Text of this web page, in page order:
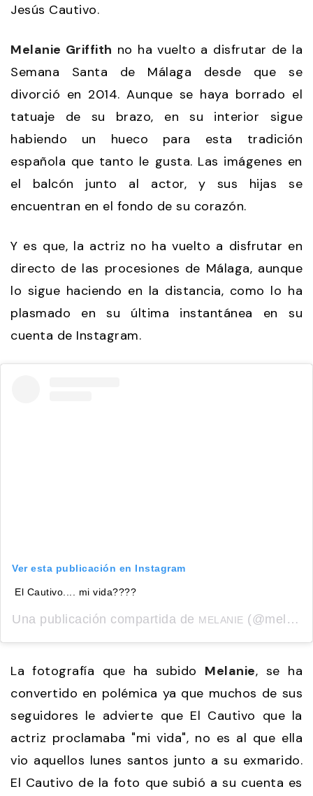
Jesús Cautivo.
Melanie Griffith no ha vuelto a disfrutar de la
Semana Santa de Málaga desde que se
divorció en 2014. Aunque se haya borrado el
tatuaje de su brazo, en su interior sigue
habiendo un hueco para esta tradición
española que tanto le gusta. Las imágenes en
el balcón junto al actor, y sus hijas se
encuentran en el fondo de su corazón.
Y es que, la actriz no ha vuelto a disfrutar en
directo de las procesiones de Málaga, aunque
lo sigue haciendo en la distancia, como lo ha
plasmado en su última instantánea en su
cuenta de Instagram.
Ver esta publicación en Instagram
El Cautivo.... mi vida????
Una publicación compartida de MELANIE (@melaniegriffith) el
La fotografía que ha subido Melanie, se ha
convertido en polémica ya que muchos de sus
seguidores le advierte que El Cautivo que la
actriz proclamaba "mi vida", no es al que ella
vio aquellos lunes santos junto a su exmarido.
El Cautivo de la foto que subió a su cuenta es